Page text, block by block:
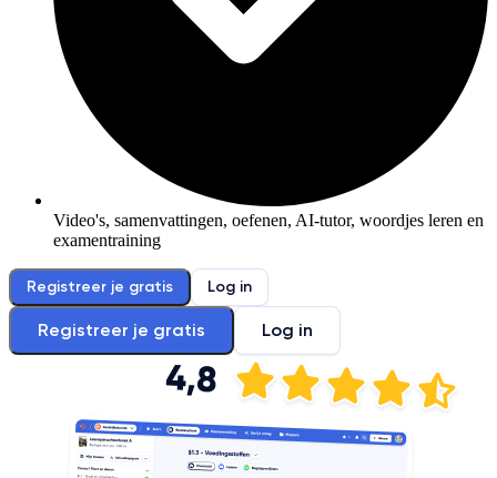
Video's, samenvattingen, oefenen, AI-tutor, woordjes leren en
examentraining
Registreer je gratis Log in
Registreer je gratis Log in